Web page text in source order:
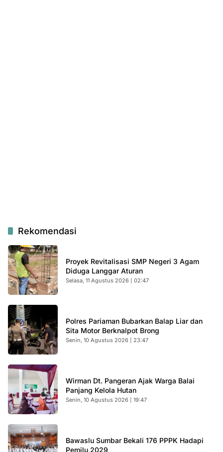
Rekomendasi
Proyek Revitalisasi SMP Negeri 3 Agam
Diduga Langgar Aturan
Selasa, 11 Agustus 2026 | 02:47
Polres Pariaman Bubarkan Balap Liar dan
Sita Motor Berknalpot Brong
Senin, 10 Agustus 2026 | 23:47
Wirman Dt. Pangeran Ajak Warga Balai
Panjang Kelola Hutan
Senin, 10 Agustus 2026 | 19:47
Bawaslu Sumbar Bekali 176 PPPK Hadapi
Pemilu 2029